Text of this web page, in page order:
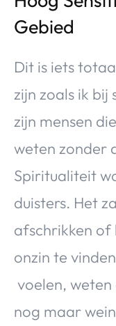
Gebied
Dit is iets
zijn zoals ik bij
zijn mensen
weten zonder
Spiritualiteit
duisters. Het
afschrikken of
onzin te
voelen,
nog maar